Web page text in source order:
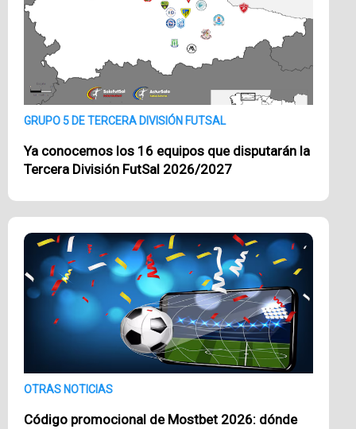
GRUPO 5 DE TERCERA DIVISIÓN FUTSAL
Ya conocemos los 16 equipos que disputarán la
Tercera División FutSal 2026/2027
OTRAS NOTICIAS
Código promocional de Mostbet 2026: dónde